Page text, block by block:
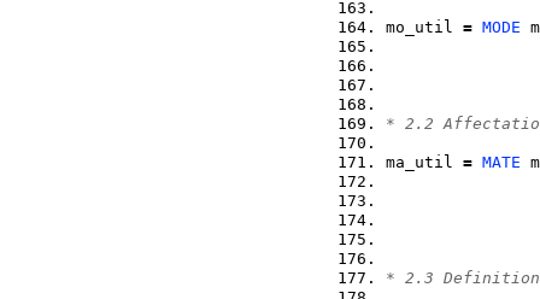
mo_util = MODE
* 2.2
ma_util = MATE
* 2.3 Definition